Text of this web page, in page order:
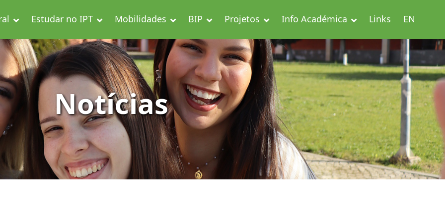
Estudar no IPT Mobilidades BIP Projetos Info Académica Links EN
Notícias